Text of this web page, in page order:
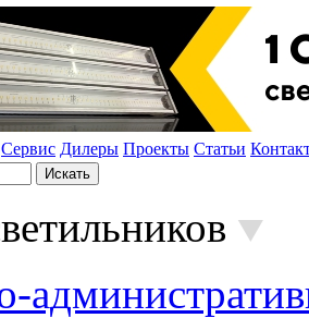
Сервис Дилеры Проекты Статьи